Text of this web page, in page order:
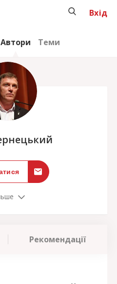
Автори Теми
Вхід
Рекомендації